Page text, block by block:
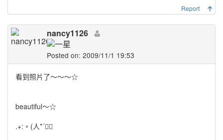
Report
nancy1126
Posted on: 2009/11/1 19:53
看到照片了～～～☆
beautiful～☆
.+:。(人*´｀